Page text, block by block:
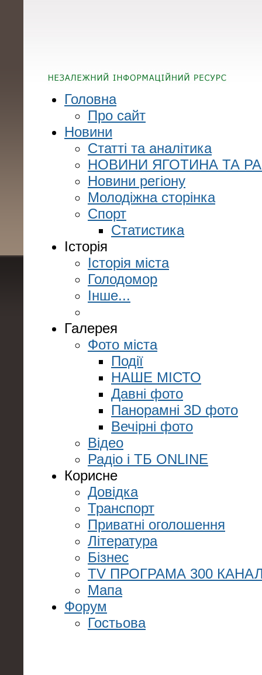
Головна
Про сайт
Новини
Статті та аналітика
НОВИНИ ЯГОТИНА ТА
Новини регіону
Молодіжна сторінка
Спорт
Статистика
Історія
Історія міста
Голодомор
Інше...
Галерея
Фото міста
Події
НАШЕ МІСТО
Давні фото
Панорамні 3D фото
Вечірні фото
Відео
Радіо і ТБ ONLINE
Корисне
Довідка
Транспорт
Приватні оголошення
Література
Бізнес
TV ПРОГРАМА 300
Мапа
Форум
Гостьова